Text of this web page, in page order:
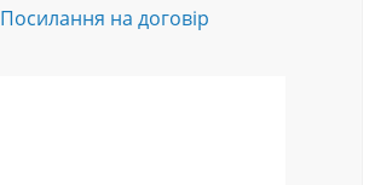
Посилання на договір